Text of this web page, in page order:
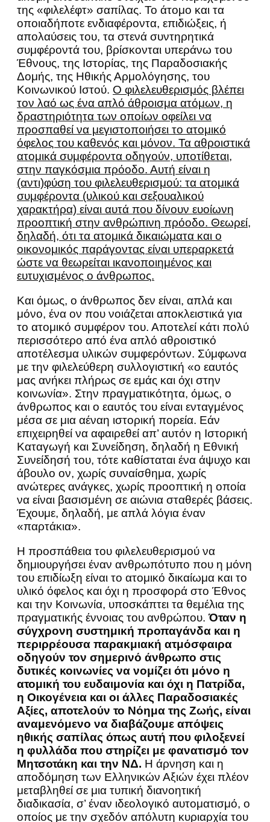
της «φιλελέφτ» σαπίλας. Το άτομο και τα
οποιαδήποτε ενδιαφέροντα, επιδιώξεις, ή
απολαύσεις του, τα στενά συντηρητικά
συμφέροντά του, βρίσκονται υπεράνω του
Έθνους, της Ιστορίας, της Παραδοσιακής
Δομής, της Ηθικής Αρμολόγησης, του
Κοινωνικού Ιστού. Ο φιλελευθερισμός βλέπει
τον λαό ως ένα απλό άθροισμα ατόμων, η
δραστηριότητα των οποίων οφείλει να
προσπαθεί να μεγιστοποιήσει το ατομικό
όφελος του καθενός και μόνον. Τα αθροιστικά
ατομικά συμφέροντα οδηγούν, υποτίθεται,
στην παγκόσμια πρόοδο. Αυτή είναι η
(αντι)φύση του φιλελευθερισμού: τα ατομικά
συμφέροντα (υλικού και σεξουαλικού
χαρακτήρα) είναι αυτά που δίνουν ευοίωνη
προοπτική στην ανθρώπινη πρόοδο. Θεωρεί,
δηλαδή, ότι τα ατομικά δικαιώματα και ο
οικονομικός παράγοντας είναι υπεραρκετά
ώστε να θεωρείται ικανοποιημένος και
ευτυχισμένος ο άνθρωπος.
Και όμως, ο άνθρωπος δεν είναι, απλά και
μόνο, ένα ον που νοιάζεται αποκλειστικά για
το ατομικό συμφέρον του. Αποτελεί κάτι πολύ
περισσότερο από ένα απλό αθροιστικό
αποτέλεσμα υλικών συμφερόντων. Σύμφωνα
με την φιλελεύθερη συλλογιστική «ο εαυτός
μας ανήκει πλήρως σε εμάς και όχι στην
κοινωνία». Στην πραγματικότητα, όμως, ο
άνθρωπος και ο εαυτός του είναι ενταγμένος
μέσα σε μια αέναη ιστορική πορεία. Εάν
επιχειρηθεί να αφαιρεθεί απ’ αυτόν η Ιστορική
Καταγωγή και Συνείδηση, δηλαδή η Εθνική
Συνείδησή του, τότε καθίσταται ένα άψυχο και
άβουλο ον, χωρίς συναίσθημα, χωρίς
ανώτερες ανάγκες, χωρίς προοπτική η οποία
να είναι βασισμένη σε αιώνια σταθερές βάσεις.
Έχουμε, δηλαδή, με απλά λόγια έναν
«παρτάκια».
Η προσπάθεια του φιλελευθερισμού να
δημιουργήσει έναν ανθρωπότυπο που η μόνη
του επιδίωξη είναι το ατομικό δικαίωμα και το
υλικό όφελος και όχι η προσφορά στο Έθνος
και την Κοινωνία, υποσκάπτει τα θεμέλια της
πραγματικής έννοιας του ανθρώπου. Όταν η
σύγχρονη συστημική προπαγάνδα και η
περιρρέουσα παρακμιακή ατμόσφαιρα
οδηγούν τον σημερινό άνθρωπο στις
δυτικές κοινωνίες να νομίζει ότι μόνο η
ατομική του ευδαιμονία και όχι η Πατρίδα,
η Οικογένεια και οι άλλες Παραδοσιακές
Αξίες, αποτελούν το Νόημα της Ζωής, είναι
αναμενόμενο να διαβάζουμε απόψεις
ηθικής σαπίλας όπως αυτή που φιλοξενεί
η φυλλάδα που στηρίζει με φανατισμό τον
Μητσοτάκη και την ΝΔ. Η άρνηση και η
αποδόμηση των Ελληνικών Αξιών έχει πλέον
μεταβληθεί σε μια τυπική διανοητική
διαδικασία, σ’ έναν ιδεολογικό αυτοματισμό, ο
οποίος με την σχεδόν απόλυτη κυριαρχία του